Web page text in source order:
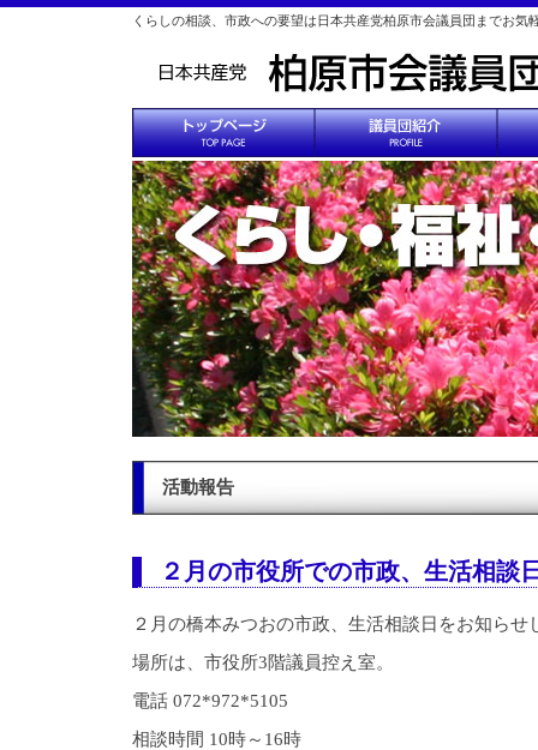
くらしの相談、市政への要望は日本共産党柏原市会議員団までお気
活動報告
２月の市役所での市政、生活相談
２月の橋本みつおの市政、生活相談日をお知らせ
場所は、市役所3階議員控え室。
電話 072*972*5105
相談時間 10時～16時